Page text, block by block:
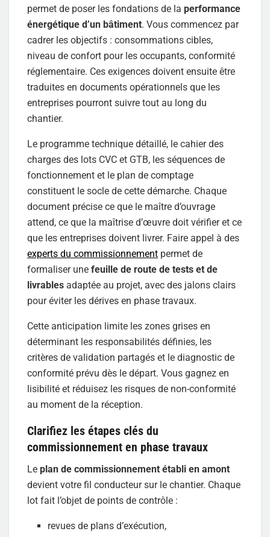
permet de poser les fondations de la performance
énergétique d’un bâtiment. Vous commencez par
cadrer les objectifs : consommations cibles,
niveau de confort pour les occupants, conformité
réglementaire. Ces exigences doivent ensuite être
traduites en documents opérationnels que les
entreprises pourront suivre tout au long du
chantier.
Le programme technique détaillé, le cahier des
charges des lots CVC et GTB, les séquences de
fonctionnement et le plan de comptage
constituent le socle de cette démarche. Chaque
document précise ce que le maître d’ouvrage
attend, ce que la maîtrise d’œuvre doit vérifier et ce
que les entreprises doivent livrer. Faire appel à des
experts du commissionnement permet de
formaliser une feuille de route de tests et de
livrables adaptée au projet, avec des jalons clairs
pour éviter les dérives en phase travaux.
Cette anticipation limite les zones grises en
déterminant les responsabilités définies, les
critères de validation partagés et le diagnostic de
conformité prévu dès le départ. Vous gagnez en
lisibilité et réduisez les risques de non-conformité
au moment de la réception.
Clarifiez les étapes clés du
commissionnement en phase travaux
Le plan de commissionnement établi en amont
devient votre fil conducteur sur le chantier. Chaque
lot fait l’objet de points de contrôle :
revues de plans d’exécution,